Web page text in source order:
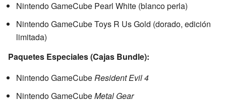
Nintendo GameCube Pearl White (blanco perla)
Nintendo GameCube Toys R Us Gold (dorado, edición
limitada)
Paquetes Especiales (Cajas Bundle):
Nintendo GameCube Resident Evil 4
Nintendo GameCubeMetal Gear